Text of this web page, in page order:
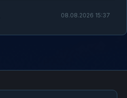
08.08.2026 15:37